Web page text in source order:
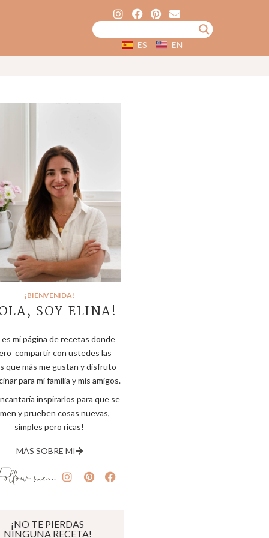
ES EN
¡BIENVENIDA!
SOY ELINA!
es mi página de recetas donde
compartir con ustedes las
que más me gustan y disfruto
para mi familia y mis amigos.
inspirarlos para que se
y prueben cosas nuevas,
simples pero ricas!
MÁS SOBRE MI
¡NO TE PIERDAS
NINGUNA RECETA!